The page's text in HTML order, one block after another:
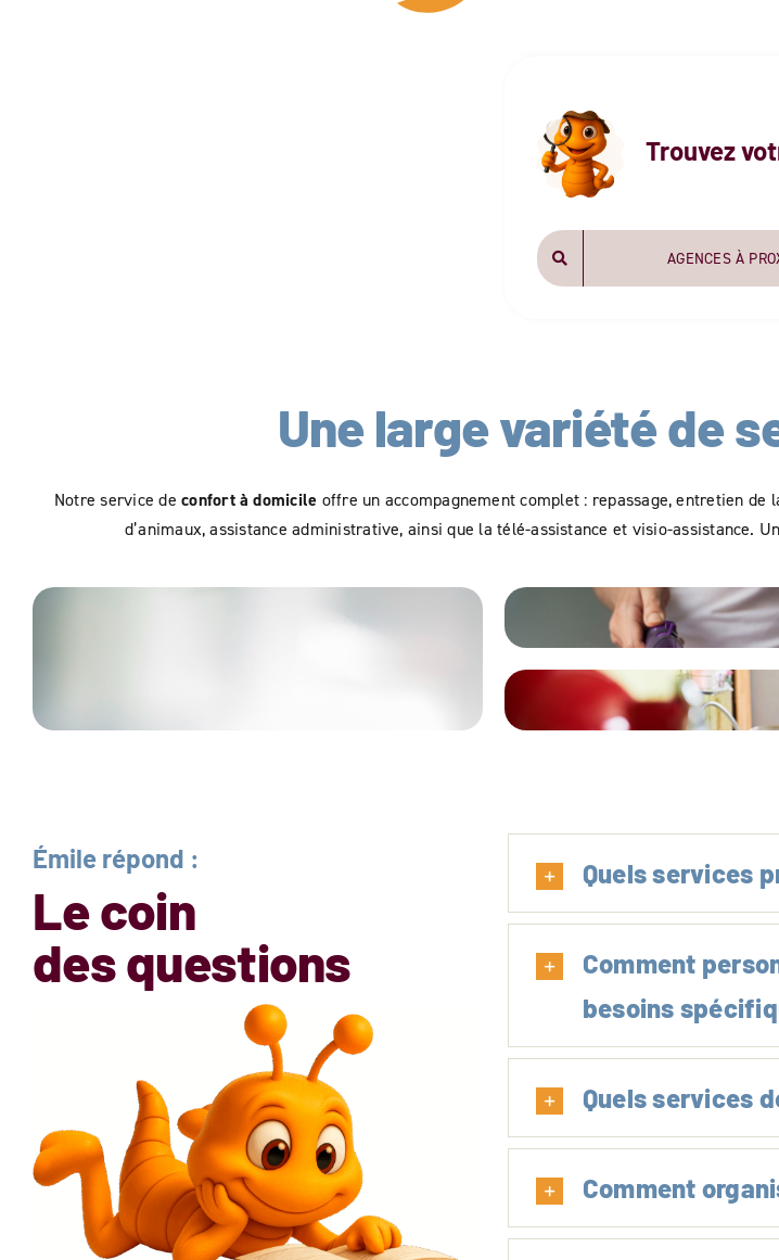
Trouvez
AGENCES À
Une large variété de
Notre service deconfort à domicile offre un accompagnement complet : repassage, entretien
d’animaux, assistance administrative, ainsi que la télé-assistance et visio-
Émile répond :
Le coin
des questions
Quels services
Comment
besoins
Quels services
Comment